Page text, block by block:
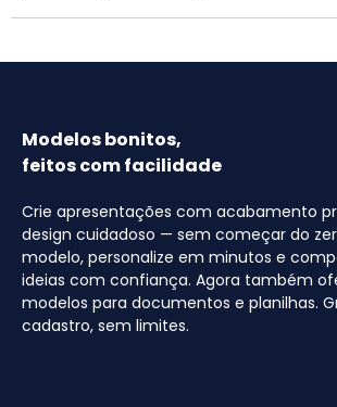
Modelos bonitos,
feitos com facilidade
Crie apresentações com acabamento
design cuidadoso — sem começar do
modelo, personalize em minutos e
ideias com confiança. Agora também
modelos para documentos e planilhas.
cadastro, sem limites.